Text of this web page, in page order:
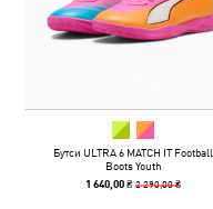
Бутси ULTRA 6 MATCH IT Football
Boots Youth
1 640,00 ₴2 290,00 ₴